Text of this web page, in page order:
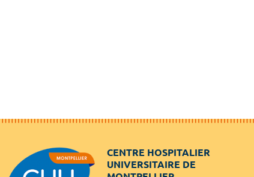
CENTRE HOSPITALIER
UNIVERSITAIRE DE